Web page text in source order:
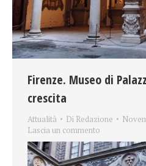
Firenze. Museo di
crescita
Attualità Di Redazione
Lascia un commento